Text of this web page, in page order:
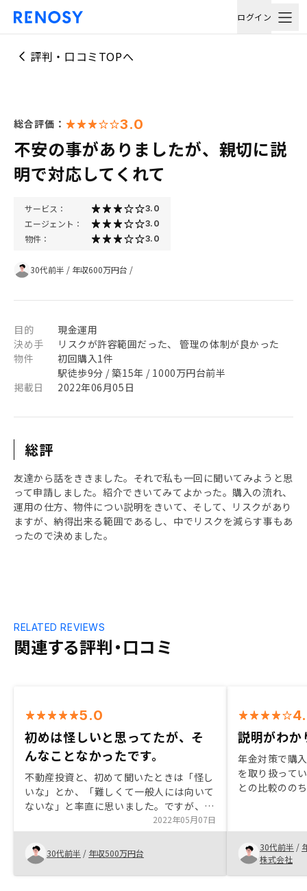
ログイン
評判・口コミTOPへ
総合評価： 3.0
不安の事がありましたが、親切に説
明で対応してくれて
サービス： 3.0
エージェント： 3.0
物件： 3.0
30代前半 / 年収600万円台 /
目的
現金運用
決め手
リスクが許容範囲だった、 管理の体制が良かった
物件
初回購入1件
駅徒歩9分 / 築15年 / 1000万円台前半
掲載日
2022年06月05日
総評
友達から話をききました。それで私も一回に聞いてみようと思
って申請しました。紹介できいてみてよかった。購入の流れ、
運用の仕方、物件につい説明をきいて、そして、リスクがあり
ますが、納得出来る範囲であるし、中でリスクを減らす事もあ
ったので決めました。
関連する評判・口コミ
RELATED REVIEWS
5.0
初めは怪しいと思ってたが、そ
んなことなかったです。
不動産投資と、初めて聞いたときは「怪し
いな」とか、「難しくて一般人には向いて
ないな」と率直に思いました。ですが、担
当の方の話を聞くにつれて、不動産投資を
できる人は、絶対にやった方がいい！と強
く感じるほどになりました。もちろん、リ
スクの話も、担当の方からありました。で
すが、リスク以上にメリットが多いと感
2022年05月07日
30代前半 / 年収500万円台
説明がわか
年金対策で購
を取り扱って
との比較のの
感じました。
30代前半 /
株式会社